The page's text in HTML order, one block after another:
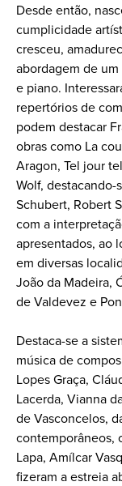
Desde então,
cumplicidade
cresceu,
abordagem de
e piano.
repertórios de
podem destacar
obras como La
Aragon, Tel jour
Wolf, destacando-
Schubert, Robert
com a
apresentados, ao
em diversas
João da Madeira,
de Valdevez e
Destaca-se a
música de
Lopes Graça,
Lacerda, Vianna
de Vasconcelos,
contemporâneos,
Lapa, Amílcar
fizeram a estreia